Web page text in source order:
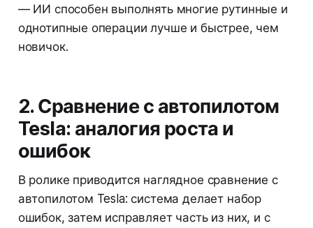
— ИИ способен выполнять многие рутинные и
однотипные операции лучше и быстрее, чем
новичок.
2. Сравнение с автопилотом
Tesla: аналогия роста и
ошибок
В ролике приводится наглядное сравнение с
автопилотом Tesla: система делает набор
ошибок, затем исправляет часть из них, и с